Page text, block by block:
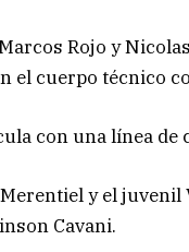
Rojo y
el cuerpo técnico
con una línea
y el
Cavani.